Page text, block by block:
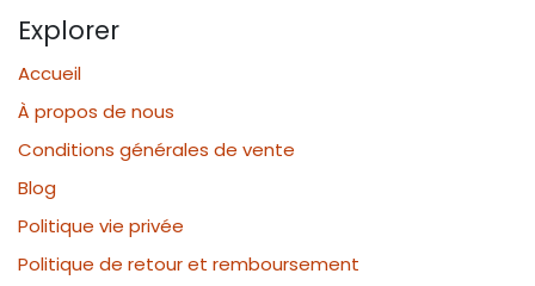
Explorer
Accueil
À propos de nous
Conditions générales de vente
Blog
Politique vie privée
Politique de retour et remboursement